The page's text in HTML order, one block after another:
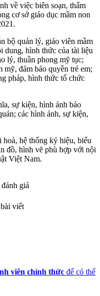
về việc biên soạn, thẩm
cơ sở giáo dục mầm non
bộ quản lý, giáo viên mầm
dung, hình thức của tài liệu
lý, thuần phong mỹ tục;
đảm bảo quyền trẻ em;
pháp, hình thức tổ chức
sự kiện, hình ảnh bảo
các hình ảnh, sự kiện,
hệ thống ký hiệu, biểu
đồ, hình vẽ phù hợp với nội
Việt Nam.
giá
viết
viên chính thức để có thể